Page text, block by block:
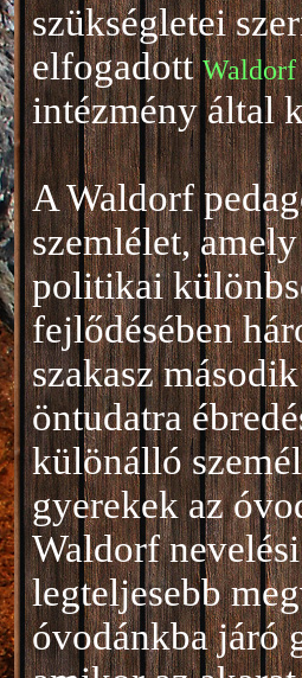
szükségletei
elfogadott Waldorf
intézmény által
A Waldorf
szemlélet,
politikai
fejlődésében
szakasz
öntudatra
különálló
gyerekek az
Waldorf
legteljesebb
óvodánkba járó